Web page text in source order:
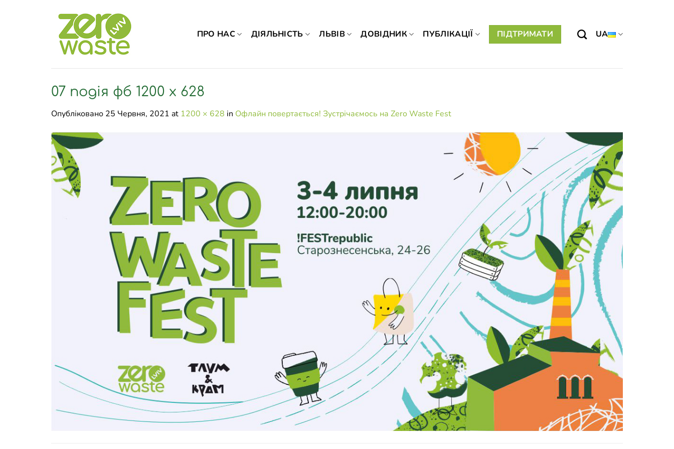
ПРО НАС ДІЯЛЬНІСТЬ ЛЬВІВ ДОВІДНИК ПУБЛІКАЦІЇ ПІДТРИМАТИ UA
07 подія фб 1200 x 628
Опубліковано 25 Червня, 2021 at 1200 × 628 in Офлайн повертається! Зустрічаємось на Zero Waste Fest